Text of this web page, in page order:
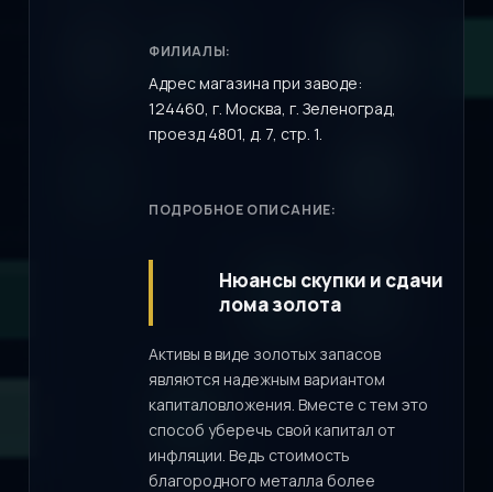
ФИЛИАЛЫ:
Адрес магазина при заводе:
124460, г. Москва, г. Зеленоград,
проезд 4801, д. 7, стр. 1.
ПОДРОБНОЕ ОПИСАНИЕ:
Нюансы скупки и сдачи
лома золота
Активы в виде золотых запасов
являются надежным вариантом
капиталовложения. Вместе с тем это
способ уберечь свой капитал от
инфляции. Ведь стоимость
благородного металла более